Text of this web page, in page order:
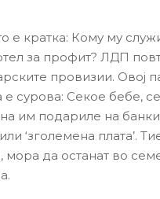
е кратка: Кому му
за профит? ЛДП
провизии. Овој
сурова: Секое бебе,
им подариле на
‘зголемена плата’.
да останат во